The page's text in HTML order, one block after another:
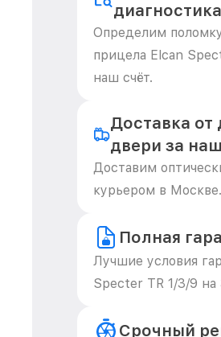
диагностика
Определим
прицела Elcan
наш счёт.
Доставка от
двери за
Доставим
курьером в Москве.
Полная
Лучшие условия
Specter TR 1/3/9 на
Срочный